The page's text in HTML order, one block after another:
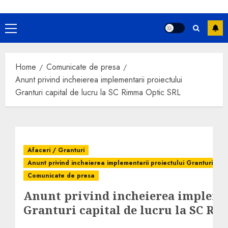
Primary
Menu
Home
Comunicate de presa
Anunt privind incheierea implementarii proiectului
Granturi capital de lucru la SC Rimma Optic SRL
Afaceri / Granturi
Anunt privind incheierea implementarii proiectului Granturi
Comunicate de presa
Anunt privind incheierea
Granturi capital de lucru la SC